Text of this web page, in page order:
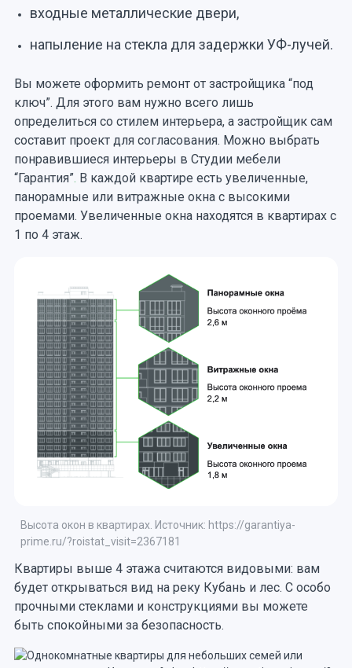
входные металлические двери,
напыление на стекла для задержки УФ-лучей.
Вы можете оформить ремонт от застройщика “под
ключ”. Для этого вам нужно всего лишь
определиться со стилем интерьера, а застройщик сам
составит проект для согласования. Можно выбрать
понравившиеся интерьеры в Студии мебели
“Гарантия”. В каждой квартире есть увеличенные,
панорамные или витражные окна с высокими
проемами. Увеличенные окна находятся в квартирах с
1 по 4 этаж.
Высота окон в квартирах. Источник: https://garantiya-
prime.ru/?roistat_visit=2367181
Квартиры выше 4 этажа считаются видовыми: вам
будет открываться вид на реку Кубань и лес. С особо
прочными стеклами и конструкциями вы можете
быть спокойными за безопасность.